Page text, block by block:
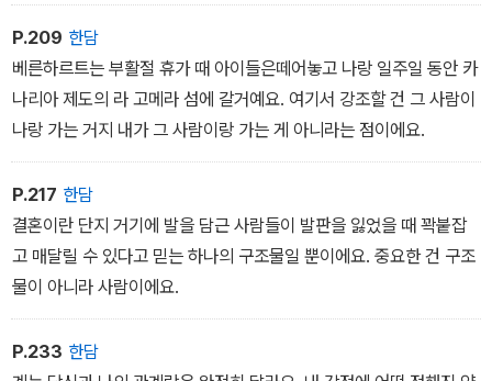
P.209 한담
베른하르트는 부활절 휴가 때 아이들은떼어놓고 나랑 일주일 동안 카
나리아 제도의 라 고메라 섬에 갈거예요. 여기서 강조할 건 그 사람이
나랑 가는 거지 내가 그 사람이랑 가는 게 아니라는 점이에요.
P.217 한담
결혼이란 단지 거기에 발을 담근 사람들이 발판을 잃었을 때 꽉붙잡
고 매달릴 수 있다고 믿는 하나의 구조물일 뿐이에요. 중요한 건 구조
물이 아니라 사람이에요.
P.233 한담